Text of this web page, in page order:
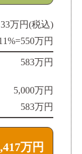
33万円(税込)
万円
583万円
5,000万円
583万円
万円